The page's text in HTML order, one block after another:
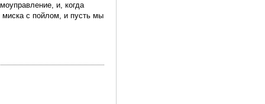
и, когда
миска с пойлом, и пусть мы